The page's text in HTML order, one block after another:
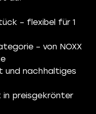
– flexibel für 1
– von NOXX
und nachhaltiges
preisgekrönter